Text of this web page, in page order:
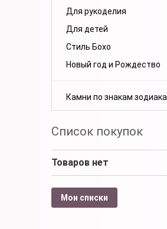
Для рукоделия
Для детей
Стиль Бохо
Новый год и Рождество
Камни по знакам зодиака
Список покупок
Товаров нет
Мои списки